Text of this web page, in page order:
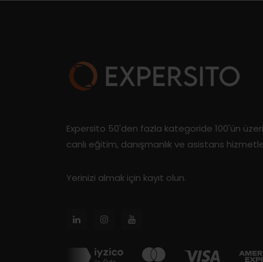
Expersito 50'den fazla kategoride 100'ün
canlı eğitim, danışmanlık ve asistans
Yerinizi almak için kayıt olun.